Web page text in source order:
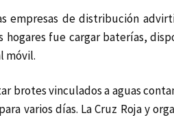
empresas de distribución
hogares fue cargar baterías,
móvil.
vinculados a aguas
varios días. La Cruz Roja y